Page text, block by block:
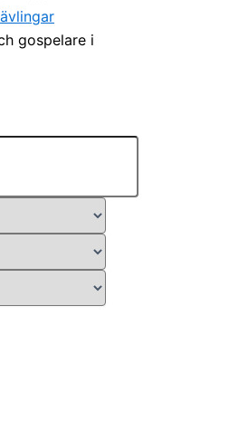
gospelare i